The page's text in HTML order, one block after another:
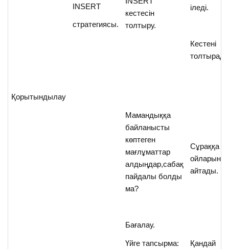
Қорытындылау
INSERT
стратегиясы.
кестесін
толтыру.
Мамандыққа
байланысты
көптеген
мағлұматтар
алдыңдар,сабақ
пайдалы болды
ма?
Бағалау.
Үйге тапсырма:
іледі.
Кестені
Сұраққа өз
ойларын
айтады.
Қандай